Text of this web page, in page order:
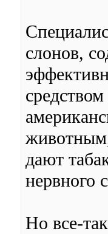
слонов,
дают
нервного
Но все-